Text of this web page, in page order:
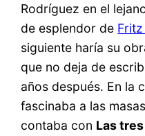
Rodríguez en el
de esplendor de
siguiente haría su
que no deja de
años después. En la
fascinaba a las
contaba con Las